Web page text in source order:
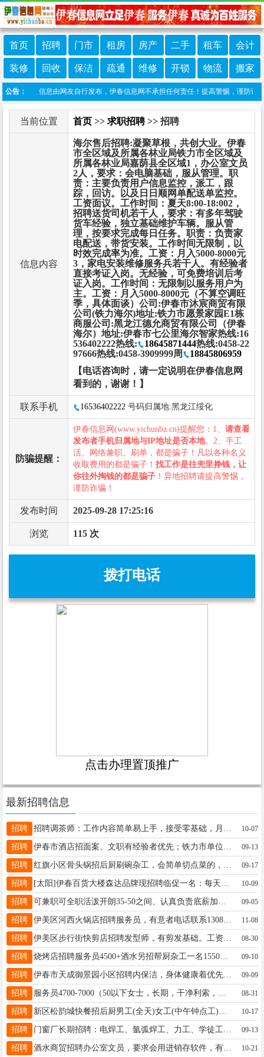
首页 招聘 门市 租房 房产 二手 租车 会计
装修 回收 保洁 疏通 维修 开锁 物流 搬家
公告：
：本栏目信息由网友自行发布，伊春信息网不承担任何责任！提高警惕，谨防诈骗
当前位置 首页 >> 求职招聘>> 招聘
信息内容
海尔售后招聘:凝聚草根，共创大业。伊春
市全区域及所属各林业局铁力市全区域及
所属各林业局嘉荫县全区域1，办公室文员
2人，要求：会电脑基础，服从管理。职
责：主要负责用户信息监控，派工，跟
踪，回访。以及日日顺网单配送单监控。
工资面议。工作时间：夏天8:00-18:002，
招聘送货司机若干人，要求：有多年驾驶
货车经验，独立基础维护车辆。服从管
理，按要求完成每日任务。职责：负责家
电配送，带货安装。工作时间无限制，以
时效完成率为准。工资：月入5000-8000元
3，家电安装维修服务兵若干人。有经验者
直接考证入岗。无经验，可免费培训后考
证入岗。工作时间：无限制以服务用户为
主。工资：月入5000-8000元（不算空调旺
季，具体面谈）公司:伊春市沐宸商贸有限
公司(铁力海尔)地址:铁力市愿景家园E1栋
商服公司:黑龙江德允商贸有限公司（伊春
海尔）地址:伊春市七公里海尔智家热线:16
536402222热线:
18645871444热线:0458-22
97666热线:0458-3909999周
18845806959
【电话咨询时，请一定说明在伊春信息网
看到的，谢谢！】
联系手机 16536402222 号码归属地:黑龙江绥化
防骗提醒：
伊春信息网(www.yichunba.cn)提醒您：1、 请查看
发布者手机归属地与IP地址是否本地。2、手工
活、网络兼职、刷单，都是骗子！凡以各种名义
收取费用的都是骗子！ 找工作是往兜里挣钱，让
你往外掏钱的都是骗子 ！异地招聘请提高警惕，
谨防诈骗！
发布时间 2025-09-28 17:25:16
浏览 115 次
拨打电话
点击办理置顶推广
最新招聘信息
招聘 10-07
招聘 09-13
招聘 09-17
招聘 10-09
招聘 09-05
招聘 伊美区河西火锅店招聘服务员，有意者电话联系13089613646我13089613646 11-08
招聘 08-30
招聘 烧烤店招聘服务员4500+酒水另招帮厨杂工一名15504580007烧烤店15504580007 09-10
招聘 伊春市天成御景园小区招聘内保洁，身体健康着优先。那18249886988 09-09
招聘 08-31
招聘 10-17
招聘 09-13
招聘 酒水商贸招聘办公室文员，要求会用进销存软件，有工作经验者优先，联系电话17845087999梁志17845087999 10-21